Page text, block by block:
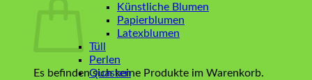
Es befinden sich keine Produkte im Warenkorb.
Künstliche Blumen
Papierblumen
Latexblumen
Tüll
Perlen
Quasten